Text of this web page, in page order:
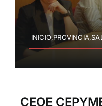
CEOE